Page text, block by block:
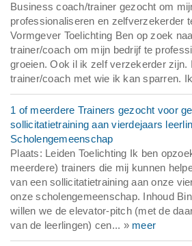
Business coach/trainer gezocht om
professionaliseren en zelfverzekerder
Vormgever Toelichting Ben op zoek
trainer/coach om mijn bedrijf te
groeien. Ook il ik zelf verzekerder zijn.
trainer/coach met wie ik kan sparren.
1 of meerdere Trainers gezocht voor
sollicitatietraining aan vierdejaars
Scholengemeenschap
Plaats: Leiden Toelichting Ik ben
meerdere) trainers die mij kunnen
van een sollicitatietraining aan onze
onze scholengemeenschap. Inhoud
willen we de elevator-pitch (met de
van de leerlingen) cen... » meer